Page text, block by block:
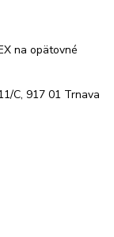
na opätovné
C, 917 01 Trnava